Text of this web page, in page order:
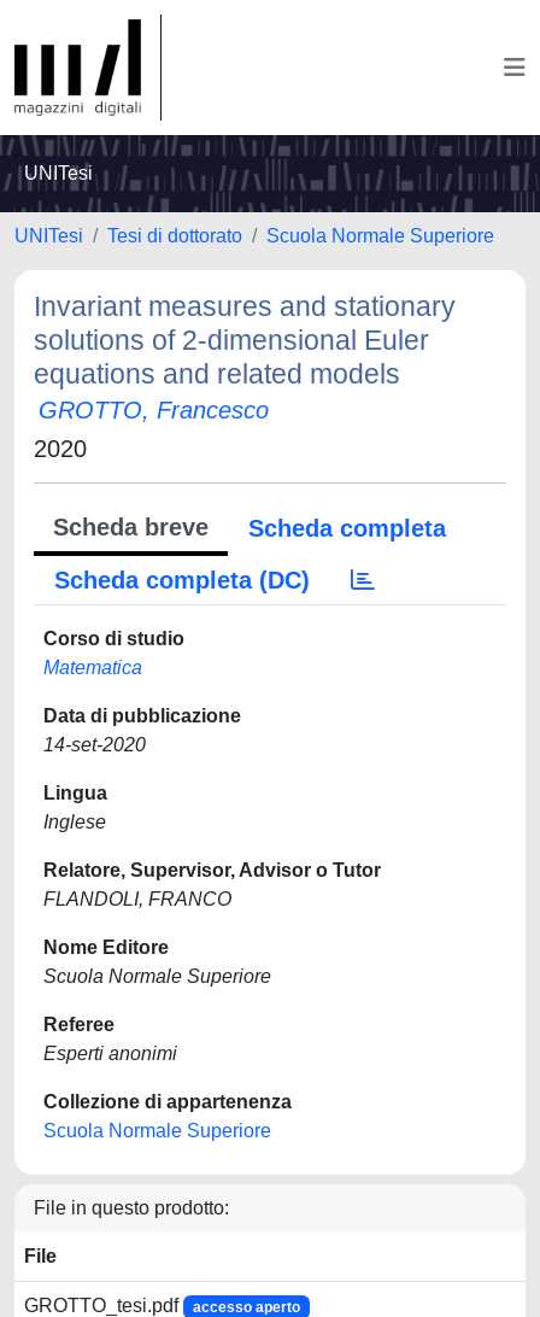
UNITesi
UNITesi Tesi di dottorato Scuola Normale Superiore
Invariant measures and stationary
solutions of 2-dimensional Euler
equations and related models
GROTTO, Francesco
2020
Scheda breve
Scheda completa
Scheda completa (DC)
Corso di studio
Matematica
Data di pubblicazione
14-set-2020
Lingua
Inglese
Relatore, Supervisor, Advisor o Tutor
FLANDOLI, FRANCO
Nome Editore
Scuola Normale Superiore
Referee
Esperti anonimi
Collezione di appartenenza
Scuola Normale Superiore
File in questo prodotto:
File
GROTTO_tesi.pdf accesso aperto